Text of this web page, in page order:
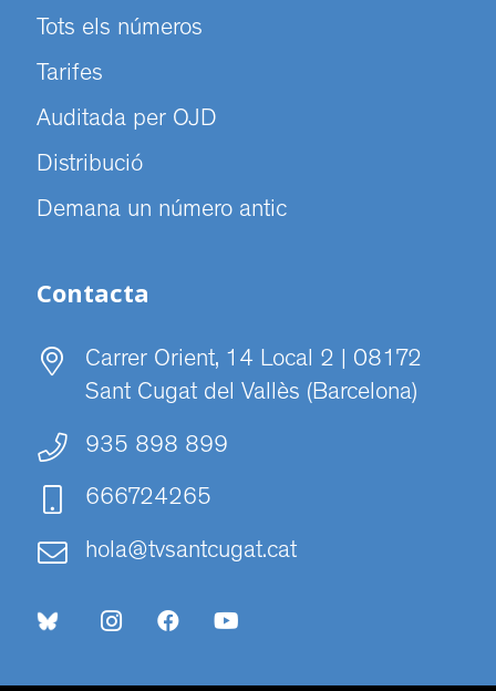
Tots els números
Tarifes
Auditada per OJD
Distribució
Demana un número antic
Contacta
Carrer Orient, 14 Local 2 | 08172
Sant Cugat del Vallès (Barcelona)
935 898 899
666724265
hola@tvsantcugat.cat